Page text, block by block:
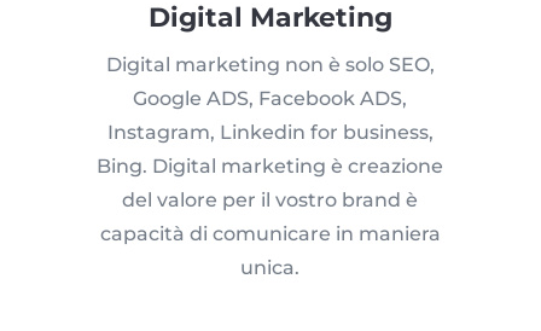
Digital Marketing
Digital marketing non è solo SEO,
Google ADS, Facebook ADS,
Instagram, Linkedin for business,
Bing. Digital marketing è creazione
del valore per il vostro brand è
capacità di comunicare in maniera
unica.